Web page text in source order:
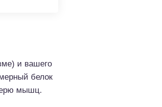
и вашего
белок
мышц.